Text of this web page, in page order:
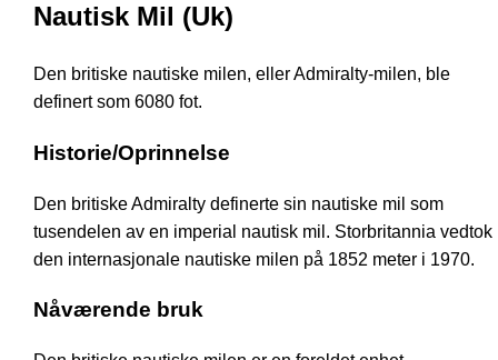
Nautisk Mil (Uk)
Den britiske nautiske milen, eller Admiralty-milen, ble
definert som 6080 fot.
Historie/Oprinnelse
Den britiske Admiralty definerte sin nautiske mil som
tusendelen av en imperial nautisk mil. Storbritannia vedtok
den internasjonale nautiske milen på 1852 meter i 1970.
Nåværende bruk